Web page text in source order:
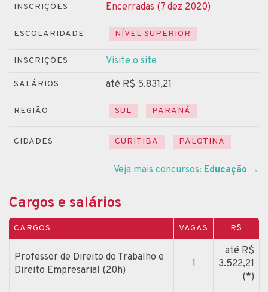
INSCRIÇÕES Encerradas (7 dez 2020)
ESCOLARIDADE NÍVEL SUPERIOR
INSCRIÇÕES Visite o site
SALÁRIOS até R$ 5.831,21
REGIÃO SUL PARANÁ
CIDADES CURITIBA PALOTINA
Veja mais concursos: Educação →
Cargos e salários
CARGOS VAGAS R$
Professor de Direito do Trabalho e
Direito Empresarial (20h)
1
até R$
3.522,21
(*)